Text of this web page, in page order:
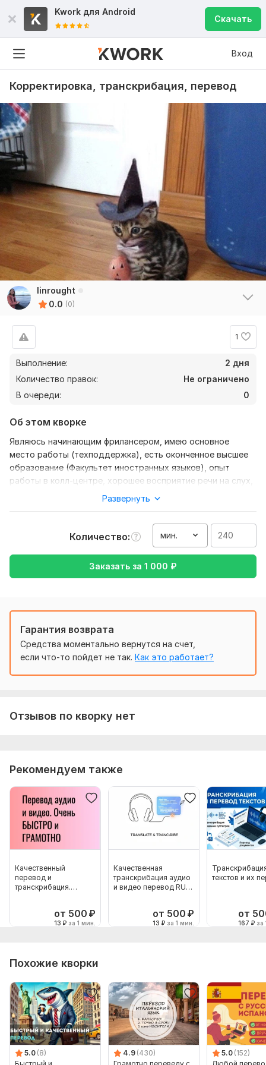
Kwork для Android
Скачать
Вход
Корректировка, транскрибация, перевод
linrought
0.0 (0)
1
Выполнение:
2 дня
Количество правок:
Не ограничено
В очереди:
0
Об этом кворке
Являюсь начинающим фрилансером, имею основное
место работы (техподдержка), есть оконченное высшее
образование (Факультет иностранных языков), опыт
работы в колл-центре, хорошее восприятие речи на слух,
Четкая формулировка заказа, все необходимые для
работы файлы, добросовестность (ну и чувство юмора).
Язык перевода:
с Английского на Русский
с Русского на Английский
Объем услуги в кворке: 240 минут
Развернуть
Количество мин.
Заказать за 1 000 ₽
Гарантия возврата
Средства моментально вернутся на счет,
если что-то пойдет не так. Как это работает?
Отзывов по кворку нет
Рекомендуем также
Качественный
перевод и
транскрибация.
от 500 ₽
13 ₽ за 1 мин.
Качественная
транскрибация аудио
и видео перевод RU-
от 500 ₽
13 ₽ за 1 мин.
текстов и их
от
167 ₽ за
Похожие кворки
5.0 (8)
4.9 (430)
5.0 (152)